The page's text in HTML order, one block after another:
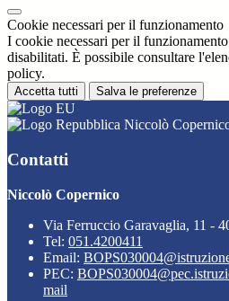
Cookie necessari per il funzionamento
I cookie necessari per il
disabilitati. È possibile consultare
policy.
Accetta tutti Salva le preferenze
Niccolò
Contatti
Niccolò Copernico
Via Ferruccio Garavaglia, 11 -
Tel: 051.4200411
Email:
PEC:
mail